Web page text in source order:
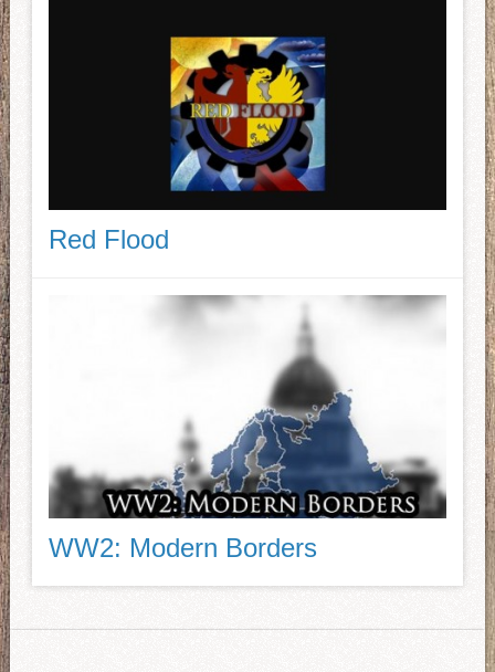
Red Flood
WW2: Modern Borders